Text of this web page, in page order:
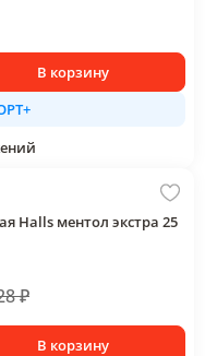
В корзину
Halls ментол экстра 25
₽
В корзину